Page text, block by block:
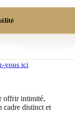
vous ici
offrir intimité,
cadre distinct et